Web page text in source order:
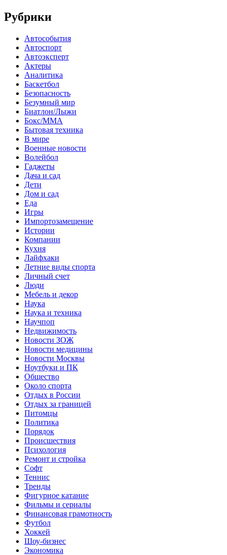
Рубрики
Автособытия
Автоспорт
Автоэксперт
Актеры
Аналитика
Баскетбол
Безопасность
Безумный мир
Биатлон/Лыжи
Бокс/MMA
Бытовая техника
В мире
Военные новости
Волейбол
Гаджеты
Дача и сад
Дети
Дом и сад
Еда
Игры
Импортозамещение
Истории
Компании
Кухня
Лайфхаки
Летние виды спорта
Личный счет
Люди
Мебель и декор
Наука
Наука и техника
Научпоп
Недвижимость
Новости ЗОЖ
Новости медицины
Новости Москвы
Ноутбуки и ПК
Общество
Около спорта
Отдых в России
Отдых за границей
Питомцы
Политика
Порядок
Происшествия
Психология
Ремонт и стройка
Софт
Теннис
Тренды
Фигурное катание
Фильмы и сериалы
Финансовая грамотность
Футбол
Хоккей
Шоу-бизнес
Экономика